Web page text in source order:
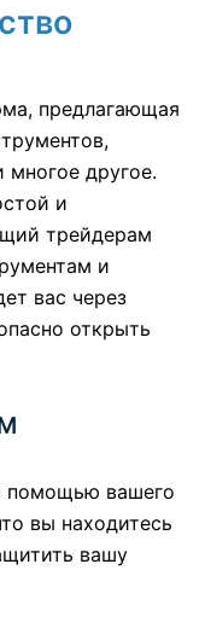
предлагающая
другое.
и
трейдерам
и
вас через
открыть
помощью вашего
вы находитесь
вашу